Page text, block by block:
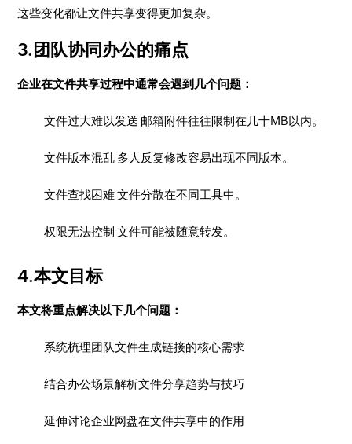
这些变化都让文件共享变得更加复杂。
3.团队协同办公的痛点
企业在文件共享过程中通常会遇到几个问题：
文件过大难以发送 邮箱附件往往限制在几十MB以内。
文件版本混乱 多人反复修改容易出现不同版本。
文件查找困难 文件分散在不同工具中。
权限无法控制 文件可能被随意转发。
4.本文目标
本文将重点解决以下几个问题：
系统梳理团队文件生成链接的核心需求
结合办公场景解析文件分享趋势与技巧
延伸讨论企业网盘在文件共享中的作用